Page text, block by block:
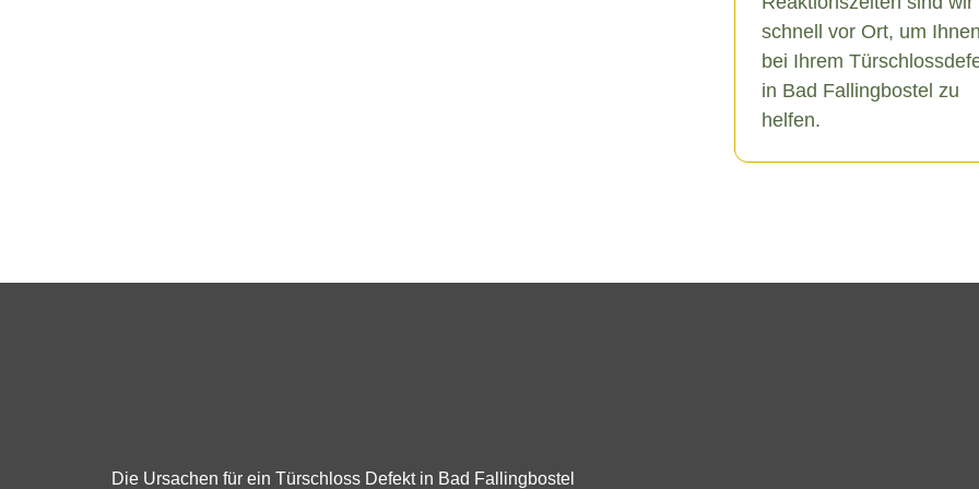
schnell vor Ort, um Ihnen
bei Ihrem
in Bad Fallingbostel zu
helfen.
Die Ursachen für ein Türschloss Defekt in Bad Fallingbostel